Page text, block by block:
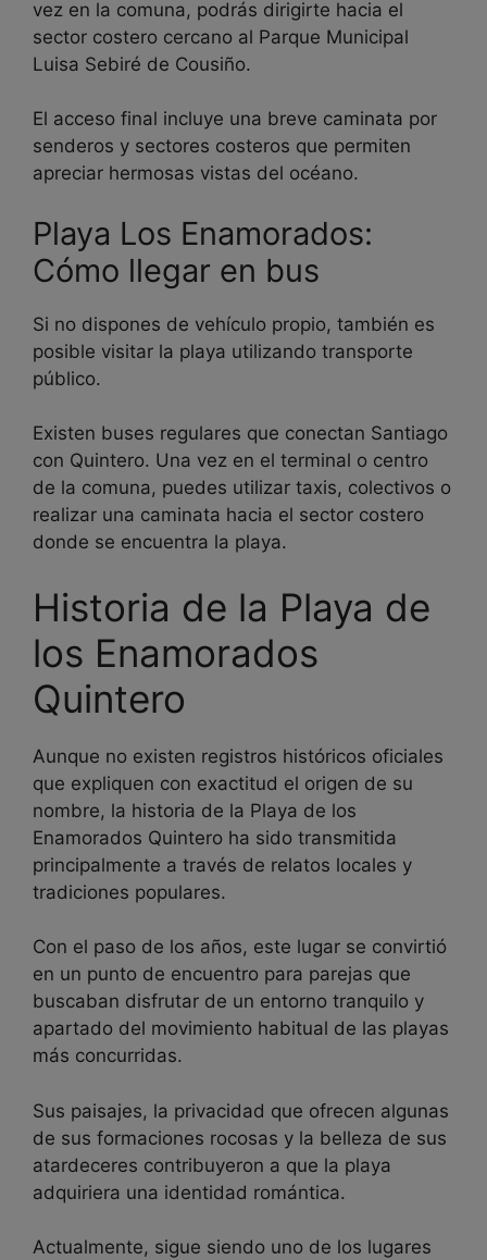
vez en la comuna, podrás dirigirte hacia el
sector costero cercano al Parque Municipal
Luisa Sebiré de Cousiño.
El acceso final incluye una breve caminata por
senderos y sectores costeros que permiten
apreciar hermosas vistas del océano.
Playa Los Enamorados:
Cómo llegar en bus
Si no dispones de vehículo propio, también es
posible visitar la playa utilizando transporte
público.
Existen buses regulares que conectan Santiago
con Quintero. Una vez en el terminal o centro
de la comuna, puedes utilizar taxis, colectivos o
realizar una caminata hacia el sector costero
donde se encuentra la playa.
Historia de la Playa de
los Enamorados
Quintero
Aunque no existen registros históricos oficiales
que expliquen con exactitud el origen de su
nombre, la historia de la Playa de los
Enamorados Quintero ha sido transmitida
principalmente a través de relatos locales y
tradiciones populares.
Con el paso de los años, este lugar se convirtió
en un punto de encuentro para parejas que
buscaban disfrutar de un entorno tranquilo y
apartado del movimiento habitual de las playas
más concurridas.
Sus paisajes, la privacidad que ofrecen algunas
de sus formaciones rocosas y la belleza de sus
atardeceres contribuyeron a que la playa
adquiriera una identidad romántica.
Actualmente, sigue siendo uno de los lugares